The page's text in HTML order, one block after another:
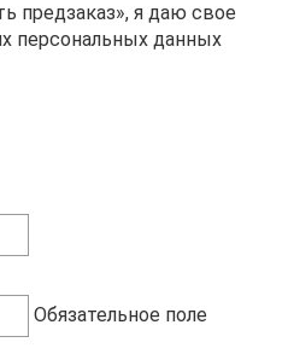
предзаказ», я даю свое
персональных данных
Обязательное поле